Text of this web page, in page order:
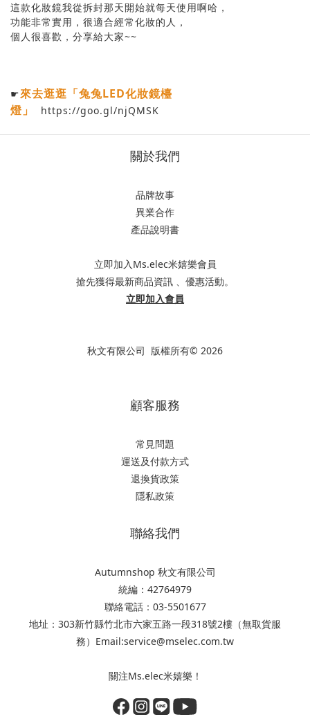
這款化妝鏡我從拆封那天開始就每天使用啊哈，
功能非常實用，很適合經常化妝的人，
個人很喜歡，️分享給大家~~
☛來去逛逛「兔兔LED化妝鏡檯
燈」
https://goo.gl/njQMSK
關於我們
品牌故事
異業合作
產品說明書
立即加入Ms.elec米嬉樂會員
搶先獲得最新商品資訊 、優惠活動。
立即加入會員
秋文有限公司 版權所有© 2026
顧客服務
常見問題
運送及付款方式
退換貨政策
隱私政策
聯絡我們
Autumnshop 秋文有限公司
統編：42764979
聯絡電話：03-5501677
地址：303新竹縣竹北市六家五路一段318號2樓（無取貨服
務）Email:service@mselec.com.tw
關注Ms.elec米嬉樂！